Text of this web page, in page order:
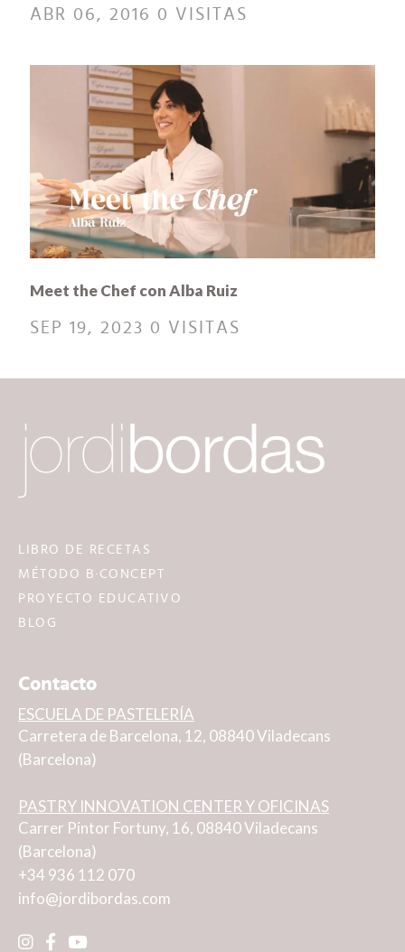
ABR 06, 2016 0 VISITAS
Meet the Chef con Alba Ruiz
SEP 19, 2023 0 VISITAS
LIBRO DE RECETAS
MÉTODO B·CONCEPT
PROYECTO EDUCATIVO
BLOG
Contacto
ESCUELA DE PASTELERÍA
Carretera de Barcelona, 12, 08840 Viladecans
(Barcelona)
PASTRY INNOVATION CENTER Y OFICINAS
Carrer Pintor Fortuny, 16, 08840 Viladecans
(Barcelona)
+34 936 112 070
info@jordibordas.com